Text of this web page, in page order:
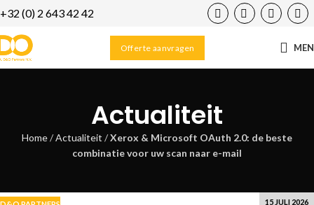
+32 (0) 2 643 42 42
Offerte aanvragen
Actualiteit
Home/Actualiteit /Xerox & Microsoft OAuth 2.0: de beste
combinatie voor uw scan naar e-mail
15 JULI 2026
12
MEI